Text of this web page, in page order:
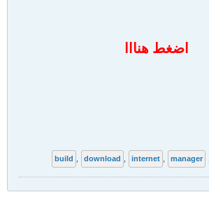
اضغط هنااا
build , download , internet , manager